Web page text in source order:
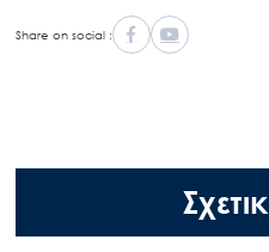
Share on social :